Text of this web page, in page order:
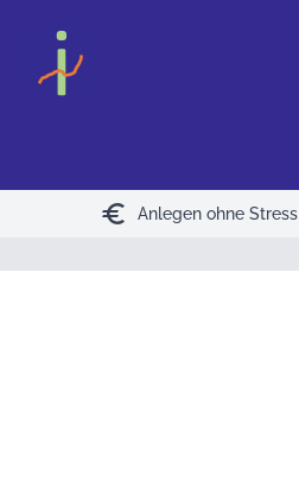
euro Anlegen ohne Stress